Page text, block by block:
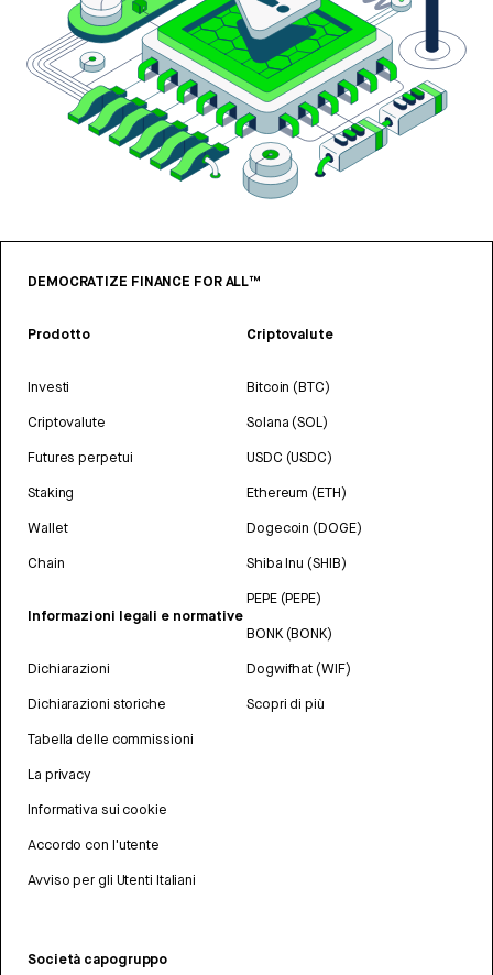
DEMOCRATIZE FINANCE FOR ALL™
Prodotto
Investi
Criptovalute
Futures perpetui
Staking
Wallet
Chain
Informazioni legali e normative
Dichiarazioni
Dichiarazioni storiche
Tabella delle commissioni
La privacy
Informativa sui cookie
Accordo con l'utente
Avviso per gli Utenti Italiani
Criptovalute
Bitcoin (BTC)
Solana (SOL)
USDC (USDC)
Ethereum (ETH)
Dogecoin (DOGE)
Shiba Inu (SHIB)
PEPE (PEPE)
BONK (BONK)
Dogwifhat (WIF)
Scopri di più
Società capogruppo